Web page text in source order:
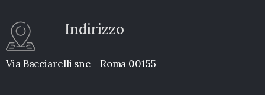
Indirizzo
Via Bacciarelli snc - Roma 00155